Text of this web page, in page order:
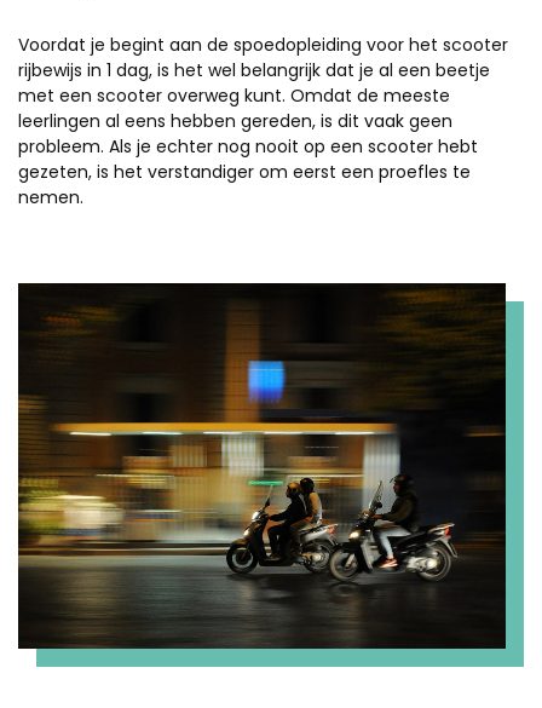
Voordat je begint aan de spoedopleiding voor het scooter
rijbewijs in 1 dag, is het wel belangrijk dat je al een beetje
met een scooter overweg kunt. Omdat de meeste
leerlingen al eens hebben gereden, is dit vaak geen
probleem. Als je echter nog nooit op een scooter hebt
gezeten, is het verstandiger om eerst een proefles te
nemen.